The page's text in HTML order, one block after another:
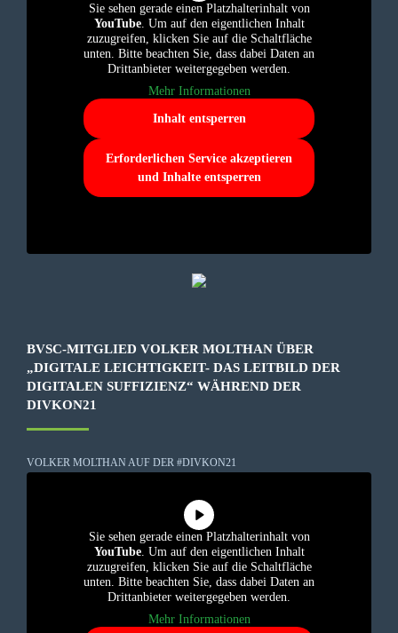
Sie sehen gerade einen Platzhalterinhalt von
YouTube. Um auf den eigentlichen Inhalt
zuzugreifen, klicken Sie auf die Schaltfläche
unten. Bitte beachten Sie, dass dabei Daten an
Drittanbieter weitergegeben werden.
Mehr Informationen
Inhalt entsperren
Erforderlichen Service akzeptieren
und Inhalte entsperren
BVSC-MITGLIED VOLKER MOLTHAN ÜBER
„DIGITALE LEICHTIGKEIT- DAS LEITBILD DER
DIGITALEN SUFFIZIENZ“ WÄHREND DER
DIVKON21
VOLKER MOLTHAN AUF DER #DIVKON21
Sie sehen gerade einen Platzhalterinhalt von
YouTube. Um auf den eigentlichen Inhalt
zuzugreifen, klicken Sie auf die Schaltfläche
unten. Bitte beachten Sie, dass dabei Daten an
Drittanbieter weitergegeben werden.
Mehr Informationen